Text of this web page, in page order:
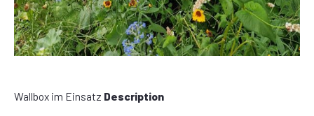
Wallbox im Einsatz Description